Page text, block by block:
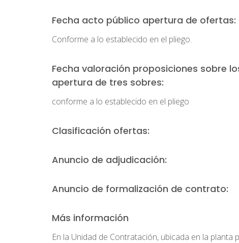
Fecha acto público apertura de ofertas:
Conforme a lo establecido en el pliego.
Fecha valoración proposiciones sobre
apertura de tres sobres:
conforme a lo establecido en el pliego
Clasificación ofertas:
Anuncio de adjudicación:
Anuncio de formalización de contrato:
Más información
En la Unidad de Contratación, ubicada en la planta